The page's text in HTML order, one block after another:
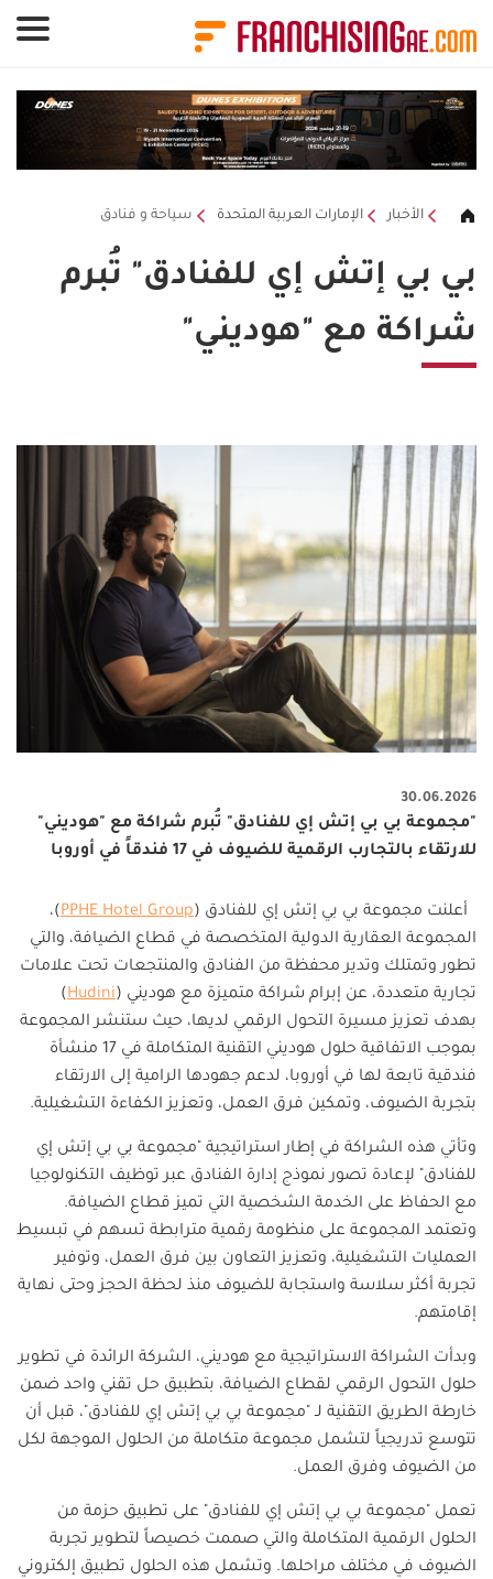
الأخبار الإمارات العربية المتحدة سياحة و فنادق
بي بي إتش إي للفنادق" تُبرم
شراكة مع "هوديني"
30.06.2026
"مجموعة بي بي إتش إي للفنادق" تُبرم شراكة مع "هوديني"
للارتقاء بالتجارب الرقمية للضيوف في 17 فندقاً في أوروبا
أعلنت مجموعة بي بي إتش إي للفنادق (
PPHE Hotel Group
)،
المجموعة العقارية الدولية المتخصصة في قطاع الضيافة، والتي
تطور وتمتلك وتدير محفظة من الفنادق والمنتجعات تحت علامات
تجارية متعددة، عن إبرام شراكة متميزة مع هوديني (Hudini
)
بهدف تعزيز مسيرة التحول الرقمي لديها، حيث ستنشر المجموعة
بموجب الاتفاقية حلول هوديني التقنية المتكاملة في 17 منشأة
فندقية تابعة لها في أوروبا، لدعم جهودها الرامية إلى الارتقاء
بتجربة الضيوف، وتمكين فرق العمل، وتعزيز الكفاءة التشغيلية.
وتأتي هذه الشراكة في إطار استراتيجية "مجموعة بي بي إتش إي
للفنادق" لإعادة تصور نموذج إدارة الفنادق عبر توظيف التكنولوجيا
مع الحفاظ على الخدمة الشخصية التي تميز قطاع الضيافة.
وتعتمد المجموعة على منظومة رقمية مترابطة تسهم في تبسيط
العمليات التشغيلية، وتعزيز التعاون بين فرق العمل، وتوفير
تجربة أكثر سلاسة واستجابة للضيوف منذ لحظة الحجز وحتى نهاية
إقامتهم.
وبدأت الشراكة الاستراتيجية مع هوديني، الشركة الرائدة في تطوير
حلول التحول الرقمي لقطاع الضيافة، بتطبيق حل تقني واحد ضمن
خارطة الطريق التقنية لـ "مجموعة بي بي إتش إي للفنادق"، قبل أن
تتوسع تدريجياً لتشمل مجموعة متكاملة من الحلول الموجهة لكل
من الضيوف وفرق العمل.
تعمل "مجموعة بي بي إتش إي للفنادق" على تطبيق حزمة من
الحلول الرقمية المتكاملة والتي صممت خصيصاً لتطوير تجربة
الضيوف في مختلف مراحلها. وتشمل هذه الحلول تطبيق إلكتروني
لوحة إدارة ملفات تعريف الارتباط